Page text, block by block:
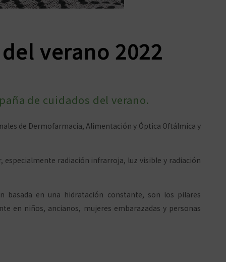
verano 2022
de cuidados del verano.
de Dermofarmacia, Alimentación y Óptica Oftálmica y
radiación infrarroja, luz visible y radiación
en una hidratación constante, son los pilares
en niños, ancianos, mujeres embarazadas y personas